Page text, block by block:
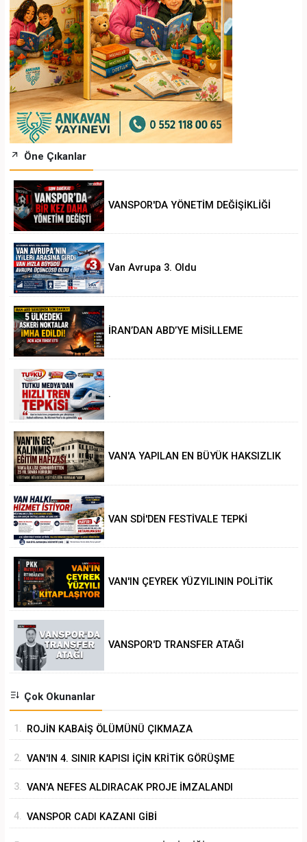
Öne Çıkanlar
VANSPOR'DA YÖNETİM DEĞİŞİKLİĞİ
Van Avrupa 3. Oldu
İRAN’DAN ABD’YE MİSİLLEME
.
VAN'A YAPILAN EN BÜYÜK HAKSIZLIK
VAN SDİ'DEN FESTİVALE TEPKİ
VAN'IN ÇEYREK YÜZYILININ POLİTİK
VANSPOR'D TRANSFER ATAĞI
Çok Okunanlar
1. ROJİN KABAİŞ ÖLÜMÜNÜ ÇIKMAZA
2. VAN'IN 4. SINIR KAPISI İÇİN KRİTİK GÖRÜŞME
3. VAN'A NEFES ALDIRACAK PROJE İMZALANDI
4. VANSPOR CADI KAZANI GİBİ